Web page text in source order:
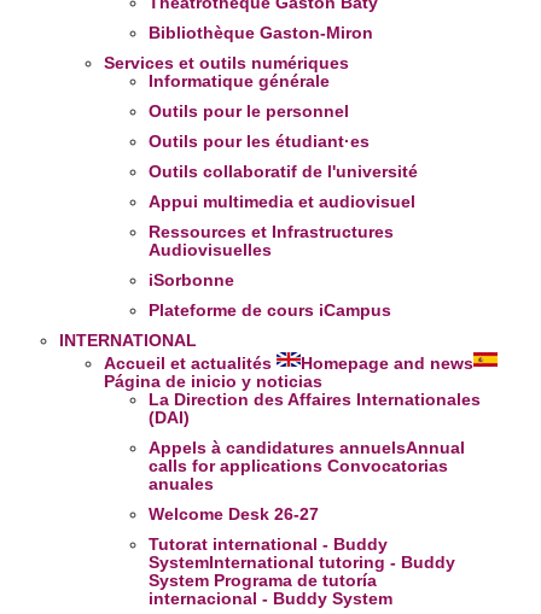
médias sociaux et d'analyser notre trafic. Nous
partageons également des informations sur l'utilisation de
notre site avec nos partenaires de médias sociaux, de
publicité et d'analyse, qui peuvent combiner celles-ci avec
d'autres informations que vous leur avez fournies ou qu'ils
ont collectées lors de votre utilisation de leurs services.
Bibliothèque Gaston-Miron
Services et outils numériques
Informatique générale
Outils pour le personnel
Outils pour les étudiant·es
Outils collaboratif de l'université
Appui multimedia et audiovisuel
Ressources et Infrastructures
Audiovisuelles
iSorbonne
Plateforme de cours iCampus
INTERNATIONAL
Accueil et actualités
Homepage and news
Página de inicio y noticias
La Direction des Affaires Internationales
(DAI)
Appels à candidatures annuelsAnnual
calls for applications Convocatorias
anuales
Welcome Desk 26-27
Tutorat international - Buddy
System International tutoring - Buddy
System Programa de tutoría
internacional - Buddy System